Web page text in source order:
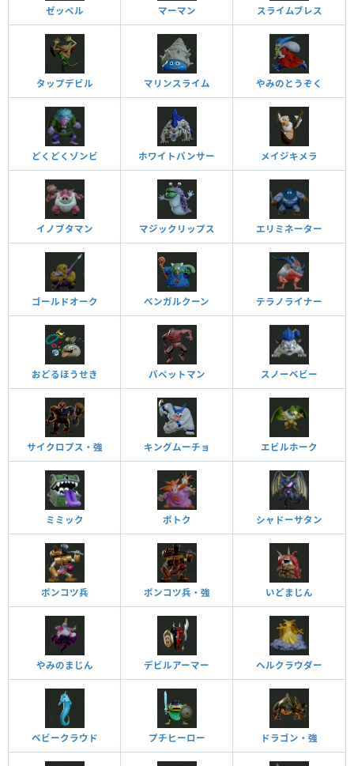
ゼッペル マーマン スライムブレス
タップデビル マリンスライム やみのとうぞく
どくどくゾンビ ホワイトパンサー メイジキメラ
イノブタマン マジックリップス エリミネーター
ゴールドオーク ベンガルクーン テラノライナー
おどるほうせき パペットマン スノーベビー
サイクロプス・強 キングムーチョ エビルホーク
ミミック ボトク シャドーサタン
ポンコツ兵 ポンコツ兵・強 いどまじん
やみのまじん デビルアーマー ヘルクラウダー
ベビークラウド プチヒーロー ドラゴン・強